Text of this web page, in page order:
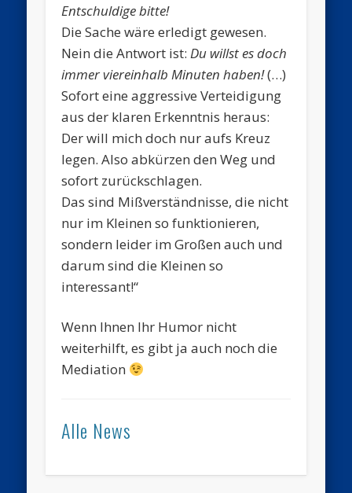
Entschuldige bitte!
Die Sache wäre erledigt gewesen.
Nein die Antwort ist:Du willst es doch
immer viereinhalb Minuten haben!(…)
Sofort eine aggressive Verteidigung
aus der klaren Erkenntnis heraus:
Der will mich doch nur aufs Kreuz
legen. Also abkürzen den Weg und
sofort zurückschlagen.
Das sind Mißverständnisse, die nicht
nur im Kleinen so funktionieren,
sondern leider im Großen auch und
darum sind die Kleinen so
interessant!“
Wenn Ihnen Ihr Humor nicht
weiterhilft, es gibt ja auch noch die
Mediation
Alle News